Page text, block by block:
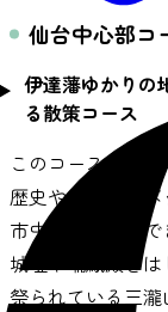
仙台中心部コ
伊達藩ゆかりの
る散策コース
このコースでは
歴史やパワースポ
市中心部を満喫で
城址や瑞鳳殿をは
祭られている三